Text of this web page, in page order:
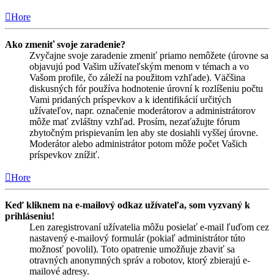
Hore
Ako zmeniť svoje zaradenie?
Zvyčajne svoje zaradenie zmeniť priamo nemôžete (úrovne sa
objavujú pod Vašim užívateľským menom v témach a vo
Vašom profile, čo záleží na použitom vzhľade). Väčšina
diskusných fór používa hodnotenie úrovní k rozlíšeniu počtu
Vami pridaných príspevkov a k identifikácií určitých
užívateľov, napr. označenie moderátorov a administrátorov
môže mať zvláštny vzhľad. Prosím, nezaťažujte fórum
zbytočným prispievaním len aby ste dosiahli vyššej úrovne.
Moderátor alebo administrátor potom môže počet Vašich
príspevkov znížiť.
Hore
Keď kliknem na e-mailový odkaz užívateľa, som vyzvaný k
prihláseniu!
Len zaregistrovaní užívatelia môžu posielať e-mail ľuďom cez
nastavený e-mailový formulár (pokiaľ administrátor túto
možnosť povolil). Toto opatrenie umožňuje zbaviť sa
otravných anonymných správ a robotov, ktorý zbierajú e-
mailové adresy.